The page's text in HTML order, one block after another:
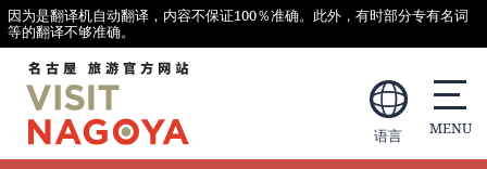
因为是翻译机自动翻译，内容不保证100％准确。此外，有时部分专有名词
等的翻译不够准确。
语言